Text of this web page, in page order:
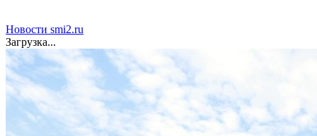
Новости smi2.ru
Загрузка...